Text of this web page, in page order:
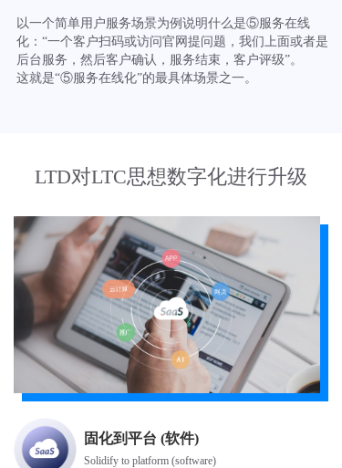
以一个简单用户服务场景为例说明什么是⑤服务在线
化：“一个客户扫码或访问官网提问题，我们上面或者是
后台服务，然后客户确认，服务结束，客户评级”。
这就是“⑤服务在线化”的最具体场景之一。
LTD对LTC思想数字化进行升级
固化到平台 (软件)
Solidify to platform (software)